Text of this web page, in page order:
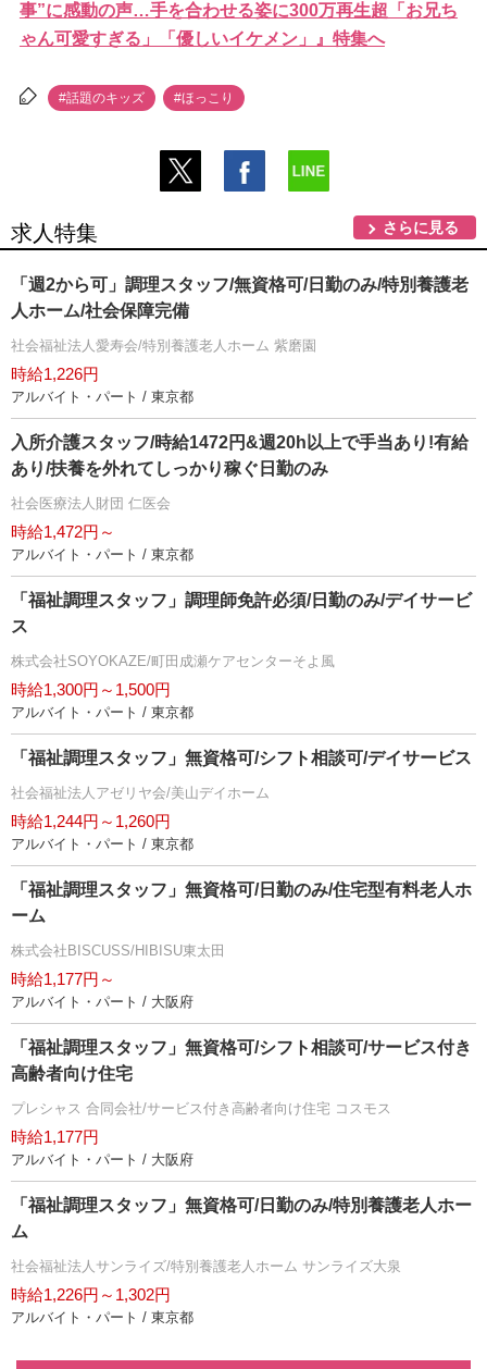
事”に感動の声…手を合わせる姿に300万再生超「お兄ち
ゃん可愛すぎる」「優しいイケメン」』特集へ
#話題のキッズ #ほっこり
求人特集 さらに見る
「週2から可」調理スタッフ/無資格可/日勤のみ/特別養護老
人ホーム/社会保障完備
社会福祉法人愛寿会/特別養護老人ホーム 紫磨園
時給1,226円
アルバイト・パート / 東京都
入所介護スタッフ/時給1472円&週20h以上で手当あり!有給
あり/扶養を外れてしっかり稼ぐ日勤のみ
社会医療法人財団 仁医会
時給1,472円～
アルバイト・パート / 東京都
「福祉調理スタッフ」調理師免許必須/日勤のみ/デイサービ
ス
株式会社SOYOKAZE/町田成瀬ケアセンターそよ風
時給1,300円～1,500円
アルバイト・パート / 東京都
「福祉調理スタッフ」無資格可/シフト相談可/デイサービス
社会福祉法人アゼリヤ会/美山デイホーム
時給1,244円～1,260円
アルバイト・パート / 東京都
「福祉調理スタッフ」無資格可/日勤のみ/住宅型有料老人ホ
ーム
株式会社BISCUSS/HIBISU東太田
時給1,177円～
アルバイト・パート / 大阪府
「福祉調理スタッフ」無資格可/シフト相談可/サービス付き
高齢者向け住宅
プレシャス 合同会社/サービス付き高齢者向け住宅 コスモス
時給1,177円
アルバイト・パート / 大阪府
「福祉調理スタッフ」無資格可/日勤のみ/特別養護老人ホー
ム
社会福祉法人サンライズ/特別養護老人ホーム サンライズ大泉
時給1,226円～1,302円
アルバイト・パート / 東京都